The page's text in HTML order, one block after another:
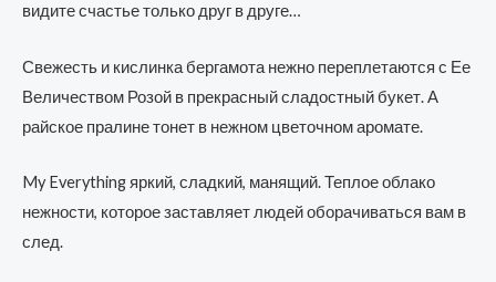
видите счастье только друг в друге…
Свежесть и кислинка бергамота нежно переплетаются с Ее
Величеством Розой в прекрасный сладостный букет. А
райское пралине тонет в нежном цветочном аромате.
My Everything яркий, сладкий, манящий. Теплое облако
нежности, которое заставляет людей оборачиваться вам в
след.